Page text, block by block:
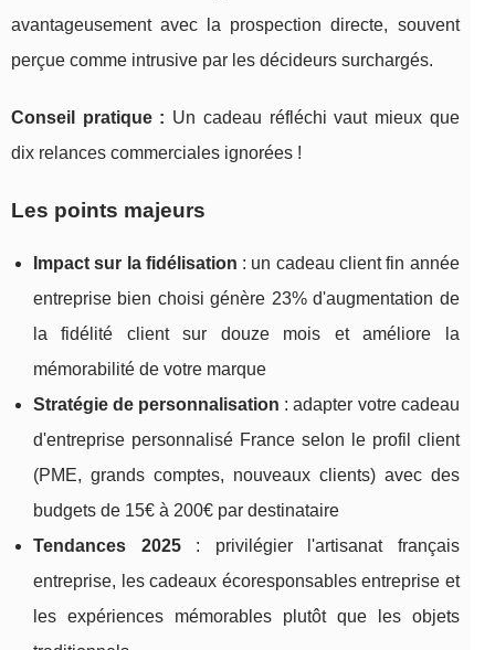
avantageusement avec la prospection directe, souvent
perçue comme intrusive par les décideurs surchargés.
Conseil pratique : Un cadeau réfléchi vaut mieux que
dix relances commerciales ignorées !
Les points majeurs
Impact sur la fidélisation : un cadeau client fin année
entreprise bien choisi génère 23% d'augmentation de
la fidélité client sur douze mois et améliore la
mémorabilité de votre marque
Stratégie de personnalisation : adapter votre cadeau
d'entreprise personnalisé France selon le profil client
(PME, grands comptes, nouveaux clients) avec des
budgets de 15€ à 200€ par destinataire
Tendances 2025: privilégier l'artisanat français
entreprise, les cadeaux écoresponsables entreprise et
les expériences mémorables plutôt que les objets